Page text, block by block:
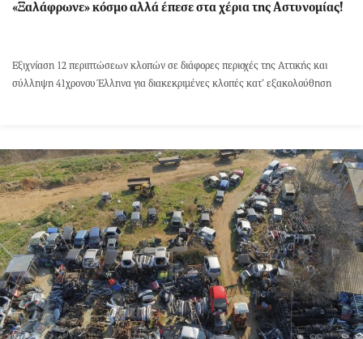
«Ξαλάφρωνε» κόσμο αλλά έπεσε στα χέρια της Αστυνομίας!
Εξιχνίαση 12 περιπτώσεων κλοπών σε διάφορες περιοχές της Αττικής και
σύλληψη 41χρονου Έλληνα για διακεκριμένες κλοπές κατ’ εξακολούθηση